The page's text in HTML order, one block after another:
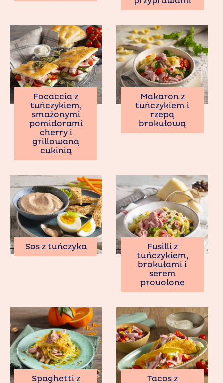
Focaccia z
tuńczykiem,
smażonymi
pomidorami
cherry i
grillowaną
cukinią
Makaron z
tuńczykiem i
rzepą
brokułową
Sos z tuńczyka
Fusilli z
tuńczykiem,
brokułami i
serem
provolone
Spaghetti z
Tacos z